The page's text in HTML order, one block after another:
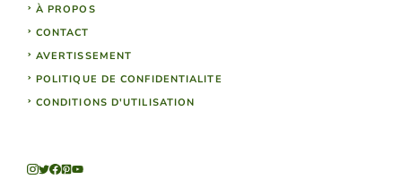
À PROPOS
CONTACT
AVERTISSEMENT
POLITIQUE DE CONFIDENTIALITE
CONDITIONS D'UTILISATION